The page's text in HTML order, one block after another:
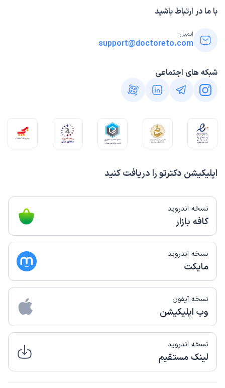
اپلیکیشن دکترتو را دریافت کنید
نسخه اندروید
کافه بازار
نسخه اندروید
مایکت
نسخه آیفون
وب اپلیکیشن
نسخه اندروید
لینک مستقیم
با ما در ارتباط باشید
ایمیل:
support@doctoreto.com
شبکه های اجتماعی